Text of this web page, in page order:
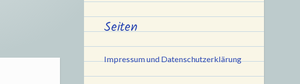
Seiten
Impressum und Datenschutzerklärung